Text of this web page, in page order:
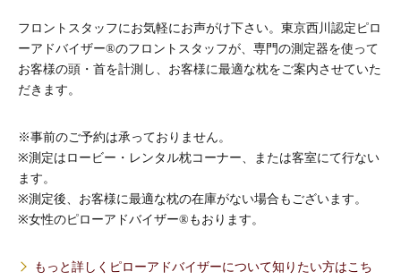
フロントスタッフにお気軽にお声がけ下さい。東京西川認定ピロ
ーアドバイザー®のフロントスタッフが、専門の測定器を使って
お客様の頭・首を計測し、お客様に最適な枕をご案内させていた
だきます。
※事前のご予約は承っておりません。
※測定はロービー・レンタル枕コーナー、または客室にて行ない
ます。
※測定後、お客様に最適な枕の在庫がない場合もございます。
※女性のピローアドバイザー®もおります。
もっと詳しくピローアドバイザーについて知りたい方はこち